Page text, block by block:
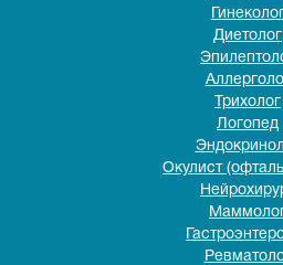
Диетолог
Трихолог
Логопед
Окулист